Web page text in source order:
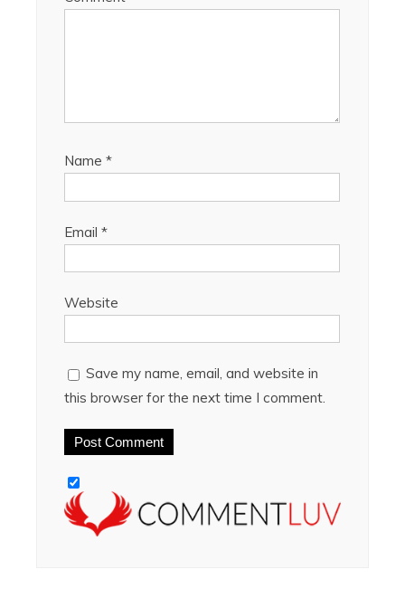
Name *
Email *
Website
Save my name, email, and website in
this browser for the next time I comment.